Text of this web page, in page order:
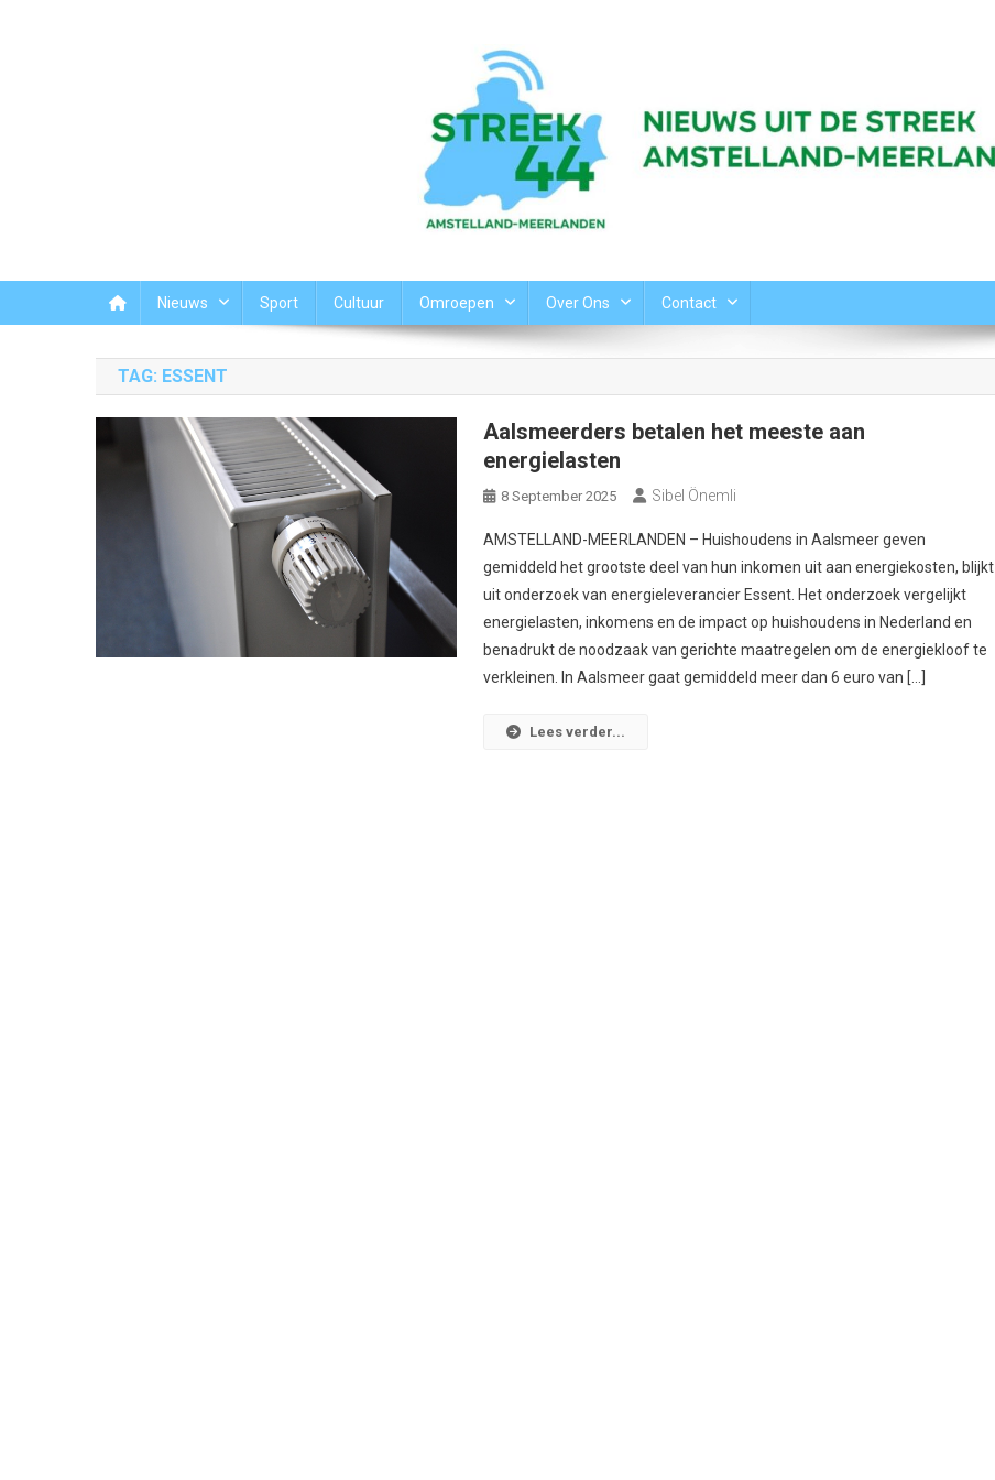
Nieuws Sport Cultuur Omroepen Over Ons Contact
TAG: ESSENT
Aalsmeerders betalen het meeste aan
energielasten
8 September 2025 Sibel Önemli
AMSTELLAND-MEERLANDEN – Huishoudens in Aalsmeer geven
gemiddeld het grootste deel van hun inkomen uit aan energiekosten, blijkt
uit onderzoek van energieleverancier Essent. Het onderzoek vergelijkt
energielasten, inkomens en de impact op huishoudens in Nederland en
benadrukt de noodzaak van gerichte maatregelen om de energiekloof te
verkleinen. In Aalsmeer gaat gemiddeld meer dan 6 euro van […]
Lees verder...